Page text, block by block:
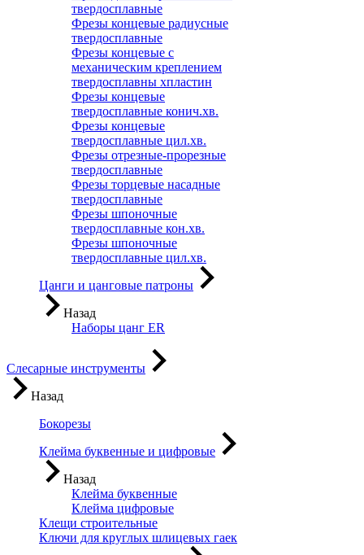
твердосплавные
Фрезы концевые радиусные
твердосплавные
Фрезы концевые с
механическим креплением
твердосплавны хпластин
Фрезы концевые
твердосплавные конич.хв.
Фрезы концевые
твердосплавные цил.хв.
Фрезы отрезные-прорезные
твердосплавные
Фрезы торцевые насадные
твердосплавные
Фрезы шпоночные
твердосплавные кон.хв.
Фрезы шпоночные
твердосплавные цил.хв.
Цанги и цанговые патроны
Назад
Наборы цанг ER
Слесарные инструменты
Назад
Бокорезы
Клейма буквенные и цифровые
Назад
Клейма буквенные
Клейма цифровые
Клещи строительные
Ключи для круглых шлицевых гаек